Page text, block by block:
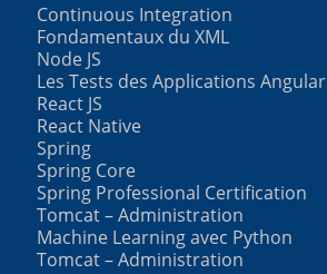
Continuous Integration
Fondamentaux du XML
Node JS
Les Tests des Applications Angular
React JS
React Native
Spring
Spring Core
Spring Professional Certification
Tomcat – Administration
Machine Learning avec Python
Tomcat – Administration